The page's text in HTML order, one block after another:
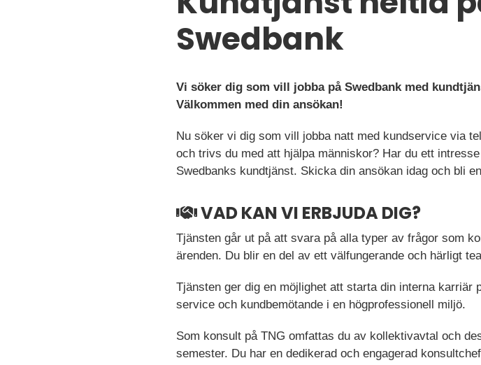
Swedbank
Vi söker dig som vill jobba på Swedbank med
Välkommen med din ansökan!
Nu söker vi dig som vill jobba natt med kundservice via
och trivs du med att hjälpa människor? Har du ett
Swedbanks kundtjänst. Skicka din ansökan idag och bli
VAD KAN VI ERBJUDA DIG?
Tjänsten går ut på att svara på alla typer av frågor som
ärenden. Du blir en del av ett välfungerande och härligt
Tjänsten ger dig en möjlighet att starta din interna
service och kundbemötande i en högprofessionell miljö.
Som konsult på TNG omfattas du av kollektivavtal och
semester. Du har en dedikerad och engagerad